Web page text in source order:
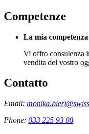
Competenze
La mia
Vi offro consulenza
vendita del vostro
Contatto
Email:
Phone: 033 225 93 08